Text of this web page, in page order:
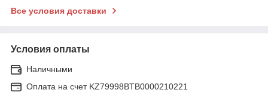
Все условия доставки
Условия оплаты
Наличными
Оплата на счет KZ79998BTB0000210221